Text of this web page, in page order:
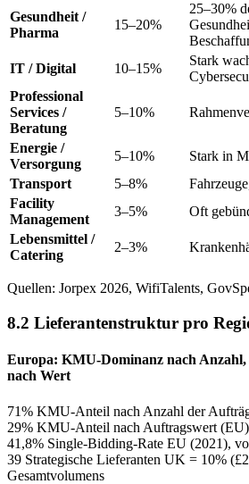
Gesundheit /
Pharma
15–20%
25–30%
IT / Digital
10–15%
Stark
Professional
Services /
Beratung
5–10%
Energie /
Versorgung
5–10%
Stark in
Transport
5–8%
Facility
Management
3–5%
Oft
Lebensmittel /
Catering
2–3%
Quellen: Jorpex 2026, WifiTalents,
8.2 Lieferantenstruktur pro
Europa: KMU-Dominanz nach
nach Wert
71% KMU-Anteil nach Anzahl der
29% KMU-Anteil nach Auftragswert (EU)
41,8% Single-Bidding-Rate EU (2021),
39 Strategische Lieferanten UK = 10%
Gesamtvolumens